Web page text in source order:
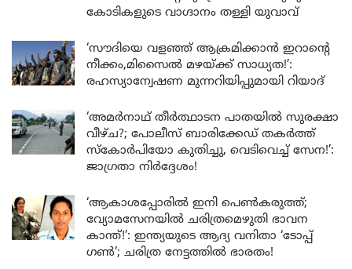
കോടികളുടെ വാഗ്ദാനം തള്ളി യുവാവ്
‘സൗദിയെ വളഞ്ഞ് ആക്രമിക്കാൻ ഇറാന്റെ
നീക്കം,മിസൈൽ മഴയ്ക്ക് സാധ്യത!’:
രഹസ്യാന്വേഷണ മുന്നറിയിപ്പുമായി റിയാദ്
‘അമർനാഥ് തീർത്ഥാടന പാതയിൽ സുരക്ഷാ
വീഴ്ച?; പോലീസ് ബാരിക്കേഡ് തകർത്ത്
സ്കോർപിയോ കുതിച്ചു, വെടിവെച്ച് സേന!’:
ജാഗ്രതാ നിർദ്ദേശം!
‘ആകാശപ്പോരിൽ ഇനി പെൺകരുത്ത്;
വ്യോമസേനയിൽ ചരിത്രമെഴുതി ഭാവന
കാന്ത്!’: ഇന്ത്യയുടെ ആദ്യ വനിതാ ‘ടോപ്പ്
ഗൺ’; ചരിത്ര നേട്ടത്തിൽ ഭാരതം!